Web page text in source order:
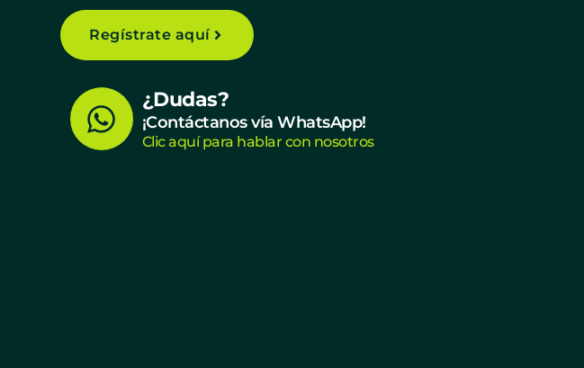
Regístrate aquí
W
h
¿Dudas?
¡Contáctanos vía WhatsApp!
Clic aquí para hablar con nosotros